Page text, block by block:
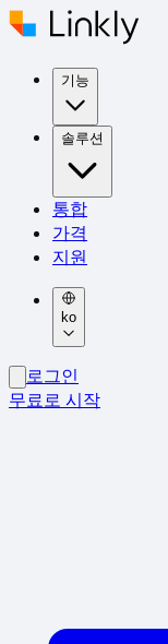
기능
솔루션
통합
가격
지원
ko
로그인
무료로 시작